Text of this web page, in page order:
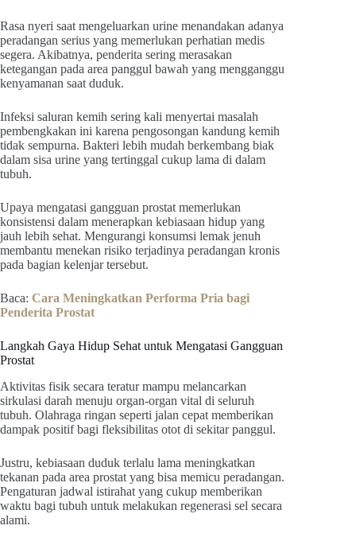
Rasa nyeri saat mengeluarkan urine menandakan adanya
peradangan serius yang memerlukan perhatian medis
segera. Akibatnya, penderita sering merasakan
ketegangan pada area panggul bawah yang mengganggu
kenyamanan saat duduk.
Infeksi saluran kemih sering kali menyertai masalah
pembengkakan ini karena pengosongan kandung kemih
tidak sempurna. Bakteri lebih mudah berkembang biak
dalam sisa urine yang tertinggal cukup lama di dalam
tubuh.
Upaya mengatasi gangguan prostat memerlukan
konsistensi dalam menerapkan kebiasaan hidup yang
jauh lebih sehat. Mengurangi konsumsi lemak jenuh
membantu menekan risiko terjadinya peradangan kronis
pada bagian kelenjar tersebut.
Baca: Cara Meningkatkan Performa Pria bagi
Penderita Prostat
Langkah Gaya Hidup Sehat untuk Mengatasi Gangguan
Prostat
Aktivitas fisik secara teratur mampu melancarkan
sirkulasi darah menuju organ-organ vital di seluruh
tubuh. Olahraga ringan seperti jalan cepat memberikan
dampak positif bagi fleksibilitas otot di sekitar panggul.
Justru, kebiasaan duduk terlalu lama meningkatkan
tekanan pada area prostat yang bisa memicu peradangan.
Pengaturan jadwal istirahat yang cukup memberikan
waktu bagi tubuh untuk melakukan regenerasi sel secara
alami.